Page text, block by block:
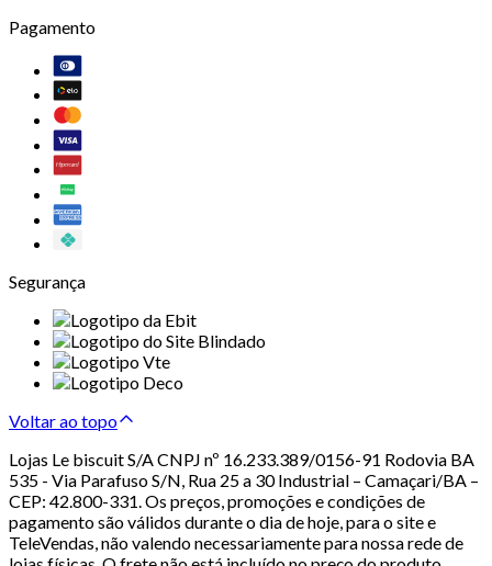
Pagamento
Segurança
Voltar ao topo
Lojas Le biscuit S/A CNPJ nº 16.233.389/0156-91 Rodovia BA
535 - Via Parafuso S/N, Rua 25 a 30 Industrial – Camaçari/BA –
CEP: 42.800-331. Os preços, promoções e condições de
pagamento são válidos durante o dia de hoje, para o site e
TeleVendas, não valendo necessariamente para nossa rede de